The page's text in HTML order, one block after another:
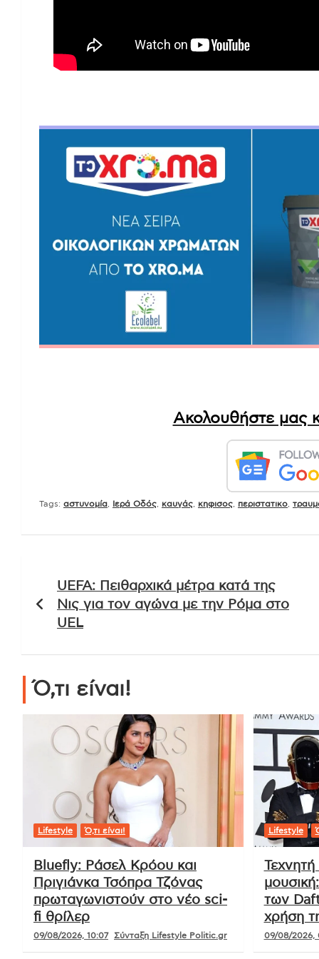
Ακολουθήστε μας
Tags: αστυνομία Ιερά Οδός καυγάς κηφισος περιστατικο
άρθρων
UEFA: Πειθαρχικά μέτρα κατά της
Νις για τον αγώνα με την Ρόμα στο
UEL
Ό,τι είναι!
Lifestyle Ό,τι είναι!
Bluefly: Ράσελ Κρόου και
Πριγιάνκα Τσόπρα Τζόνας
πρωταγωνιστούν στο νέο sci-
fi θρίλερ
09/08/2026, 10:07 Σύνταξη Lifestyle Politic.gr
Lifestyle
των Daft
χρήση
09/08/2026,